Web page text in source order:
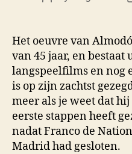
Het oeuvre van
van 45 jaar, en bestaat
langspeelfilms en nog
is op zijn zachtst
meer als je weet dat
eerste stappen heeft
nadat Franco de
Madrid had gesloten.